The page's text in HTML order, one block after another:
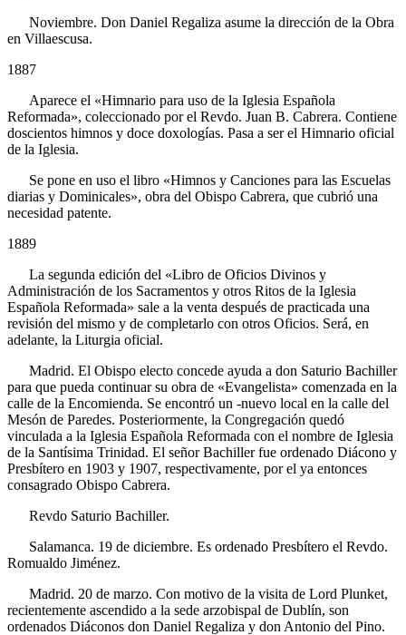
Noviembre. Don Daniel Regaliza asume la dirección de la Obra
en Villaescusa.
1887
Aparece el «Himnario para uso de la Iglesia Española
Reformada», coleccionado por el Revdo. Juan B. Cabrera. Contiene
doscientos himnos y doce doxologías. Pasa a ser el Himnario oficial
de la Iglesia.
Se pone en uso el libro «Himnos y Canciones para las Escuelas
diarias y Dominicales», obra del Obispo Cabrera, que cubrió una
necesidad patente.
1889
La segunda edición del «Libro de Oficios Divinos y
Administración de los Sacramentos y otros Ritos de la Iglesia
Española Reformada» sale a la venta después de practicada una
revisión del mismo y de completarlo con otros Oficios. Será, en
adelante, la Liturgia oficial.
Madrid. El Obispo electo concede ayuda a don Saturio Bachiller
para que pueda continuar su obra de «Evangelista» comenzada en la
calle de la Encomienda. Se encontró un -nuevo local en la calle del
Mesón de Paredes. Posteriormente, la Congregación quedó
vinculada a la Iglesia Española Reformada con el nombre de Iglesia
de la Santísima Trinidad. El señor Bachiller fue ordenado Diácono y
Presbítero en 1903 y 1907, respectivamente, por el ya entonces
consagrado Obispo Cabrera.
Revdo Saturio Bachiller.
Salamanca. 19 de diciembre. Es ordenado Presbítero el Revdo.
Romualdo Jiménez.
Madrid. 20 de marzo. Con motivo de la visita de Lord Plunket,
recientemente ascendido a la sede arzobispal de Dublín, son
ordenados Diáconos don Daniel Regaliza y don Antonio del Pino.